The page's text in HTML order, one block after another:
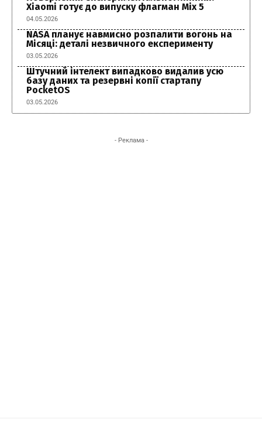
Xiaomi готує до випуску флагман Mix 5
04.05.2026
NASA планує навмисно розпалити вогонь на
Місяці: деталі незвичного експерименту
03.05.2026
Штучний інтелект випадково видалив усю
базу даних та резервні копії стартапу
PocketOS
03.05.2026
- Реклама -